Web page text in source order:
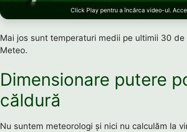
Click Play pentru a încărca video-ul.
Mai jos sunt temperaturi medii pe ultimii 30
Meteo.
Dimensionare putere
căldură
Nu suntem meteorologi și nici nu calculăm la